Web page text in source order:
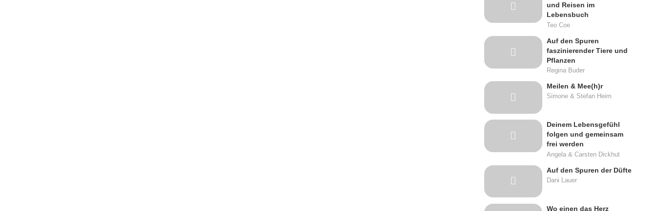
und Reisen im
Lebensbuch
Teo Coe
Auf den Spuren
faszinierender Tiere und
Pflanzen
Regina Buder
Meilen & Mee(h)r
Simone & Stefan Heim
Deinem Lebensgefühl
folgen und gemeinsam
frei werden
Angela & Carsten Dickhut
Auf den Spuren der Düfte
Dani Lauer
Wo einen das Herz